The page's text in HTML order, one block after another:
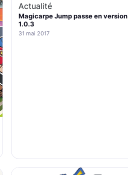
Actualité
Magicarpe Jump passe en version
1.0.3
31 mai 2017